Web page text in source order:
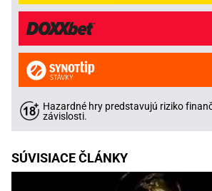
Hazardné hry predstavujú riziko
závislosti.
SÚVISIACE ČLÁNKY